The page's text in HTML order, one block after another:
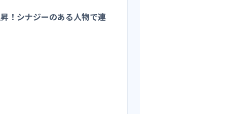
！シナジーのある人物で連